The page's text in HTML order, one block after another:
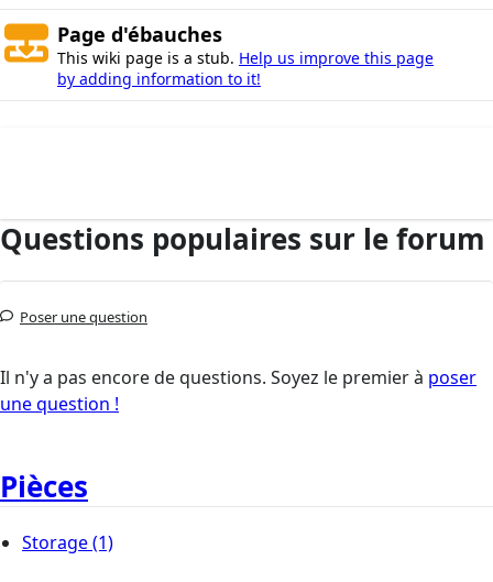
Page d'ébauches
This wiki page is a stub. Help us improve this page
by adding information to it!
Questions populaires sur le forum
Poser une question
Il n'y a pas encore de questions. Soyez le premier à poser
une question !
Pièces
Storage(1)